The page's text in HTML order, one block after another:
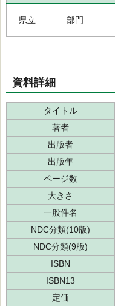
県立 部門
資料詳細
タイトル
著者
出版者
出版年
ページ数
大きさ
一般件名
NDC分類(10版)
NDC分類(9版)
ISBN
ISBN13
定価